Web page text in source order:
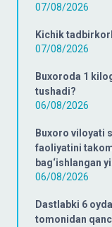
07/08/2026
Kichik
07/08/2026
Buxoroda 1
tushadi?
06/08/2026
Buxoro viloyati
faoliyatini
bag‘ishlangan
06/08/2026
Dastlabki 6
tomonidan